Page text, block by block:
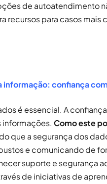
de autoatendimento
recursos para casos mais
informação: confiança
é essencial. A
informações. Como este
que a segurança dos
e comunicando de
suporte e segurança
de iniciativas de